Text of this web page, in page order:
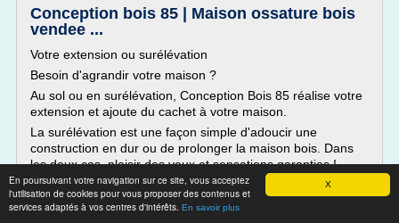
X
En poursuivant votre navigation sur ce site, vous acceptez
l'utilisation de cookies pour vous proposer des contenus et
services adaptés à vos centres d'intérêts. En savoir plus
Conception bois 85 | Maison ossature bois
vendee ...
Votre extension ou surélévation
Besoin d'agrandir votre maison ?
Au sol ou en surélévation, Conception Bois 85 réalise votre
extension et ajoute du cachet à votre maison.
La surélévation est une façon simple d'adoucir une
construction en dur ou de prolonger la maison bois. Dans
les deux cas, plaisir des yeux et sensations garanties !
Contrairement à l'extension en plan, l'élévation...
Lire la suite